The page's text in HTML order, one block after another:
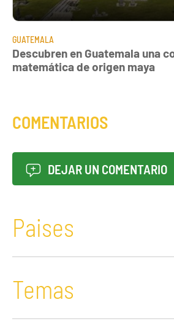
GUATEMALA
Descubren en Guatemala una
matemática de origen maya
COMENTARIOS
DEJAR UN COMENTARIO
Paises
Temas